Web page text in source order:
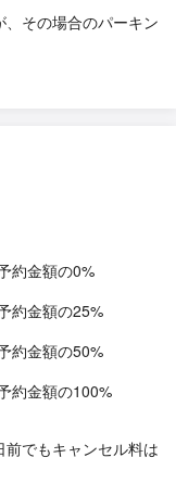
その場合のパーキン
約金額の0%
約金額の25%
約金額の50%
約金額の100%
でもキャンセル料は